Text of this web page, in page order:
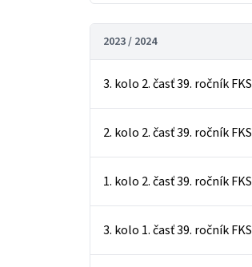
2023 / 2024
3. kolo 2. časť 39. ročník FKS
2. kolo 2. časť 39. ročník FKS
1. kolo 2. časť 39. ročník FKS
3. kolo 1. časť 39. ročník FKS